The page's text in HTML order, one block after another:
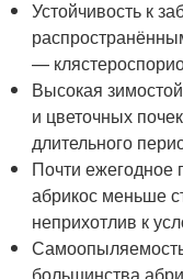
Устойчивость к
—
Высокая
и цветочных
длительного
Почти ежегодное
абрикос меньше
неприхотлив к